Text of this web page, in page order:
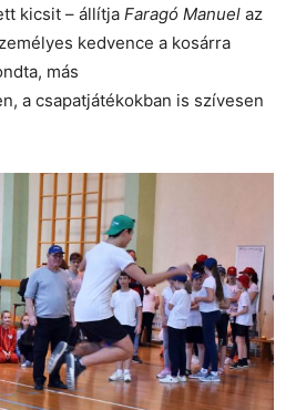
kicsit – állítja Faragó Manuel az
kedvence a kosárra
más
a csapatjátékokban is szívesen